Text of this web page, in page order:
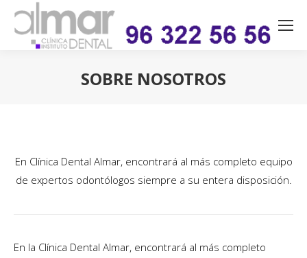
SOBRE NOSOTROS
En Clínica Dental Almar, encontrará al más completo equipo
de expertos odontólogos siempre a su entera disposición.
En la Clínica Dental Almar, encontrará al más completo